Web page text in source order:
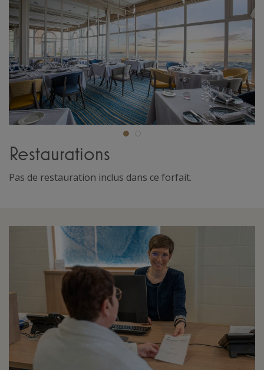
Restaurations
Pas de restauration inclus dans ce forfait.